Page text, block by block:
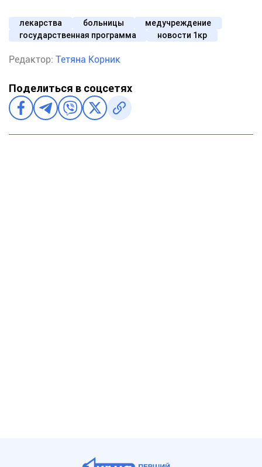
лекарства больницы
медучреждение
государственная программа
новости 1кр
Редактор: Тетяна Корник
Поделиться в соцсетях